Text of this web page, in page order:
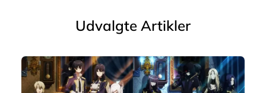
kablet net eller 5 GHz Wi-Fi. Luk
båndbreddekrævende apps i baggrunden.
Udvalgte Artikler